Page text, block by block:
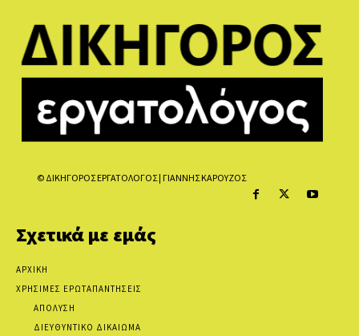
© ΔΙΚΗΓΟΡΟΣ ΕΡΓΑΤΟΛΟΓΟΣ | ΓΙΑΝΝΗΣ ΚΑΡΟΥΖΟΣ
Σχετικά με εμάς
ΑΡΧΙΚΗ
ΧΡΗΣΙΜΕΣ ΕΡΩΤΑΠΑΝΤΗΣΕΙΣ
ΑΠΟΛΥΣΗ
ΔΙΕΥΘΥΝΤΙΚΟ ΔΙΚΑΙΩΜΑ